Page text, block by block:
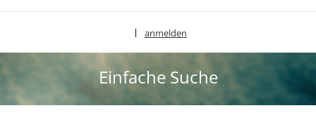
anmelden
Einfache Suche